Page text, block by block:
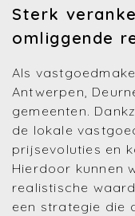
Sterk
omliggende
Als
Antwerpen,
gemeenten.
de lokale
prijsevoluties en
Hierdoor kunnen
realistische
een strategie die